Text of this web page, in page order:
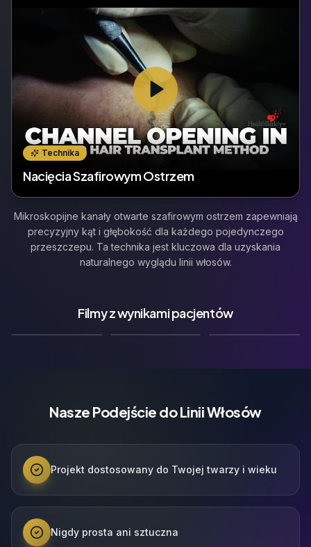
Technika
Nacięcia Szafirowym Ostrzem
Mikroskopijne kanały otwarte szafirowym ostrzem zapewniają
precyzyjny kąt i głębokość dla każdego pojedynczego
przeszczepu. Ta technika jest kluczowa dla uzyskania
naturalnego wyglądu linii włosów.
Filmy z wynikami pacjentów
Film z Wynikami 🇩🇪 Film z Wynikami 🇫🇷
Nasze Podejście do Linii Włosów
Projekt dostosowany do Twojej twarzy i wieku
Nigdy prosta ani sztuczna